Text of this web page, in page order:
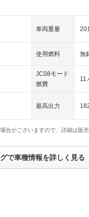
車両重量
使用燃料 無
JC08モード
燃費
最高出力
がございますので、詳細は販売
で車種情報を詳しく見る